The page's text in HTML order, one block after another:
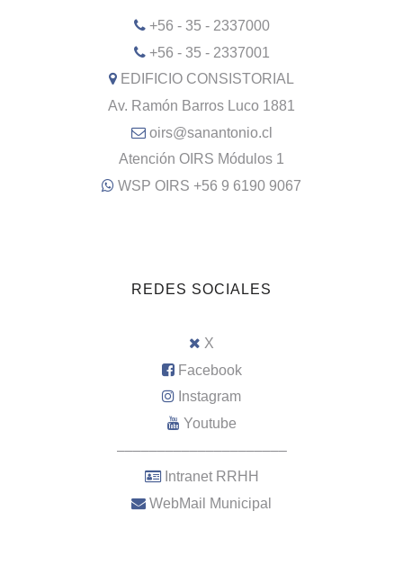
+56 - 35 - 2337000
+56 - 35 - 2337001
EDIFICIO CONSISTORIAL
Av. Ramón Barros Luco 1881
oirs@sanantonio.cl
Atención OIRS Módulos 1
WSP OIRS +56 9 6190 9067
REDES SOCIALES
X
Facebook
Instagram
Youtube
–––––––––––––––––––––
Intranet RRHH
WebMail Municipal